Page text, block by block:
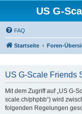
US G-
FAQ
Startseite Foren-
US G-Scale Friends
Mit dem Zugriff auf „US G-
scale.ch/phpbb“) wird
folgenden Regelungen